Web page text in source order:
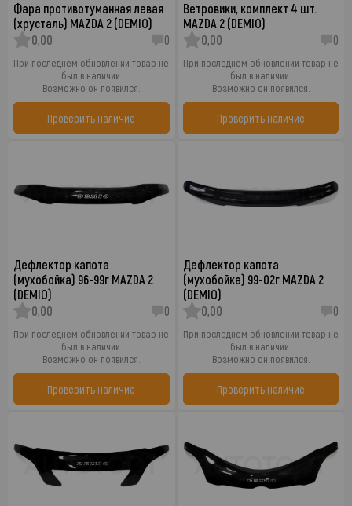
Фара противотуманная левая
(хрусталь) MAZDA 2 (DEMIO)
0,00
0
При последнем обновлении товар не
был в наличии.
Возможно он появился.
Проверить наличие
Ветровики, комплект 4 шт.
MAZDA 2 (DEMIO)
0,00
0
При последнем обновлении товар не
был в наличии.
Возможно он появился.
Проверить наличие
Дефлектор капота
(мухобойка) 96-99г MAZDA 2
(DEMIO)
0,00
0
При последнем обновлении товар не
был в наличии.
Возможно он появился.
Проверить наличие
Дефлектор капота
(мухобойка) 99-02г MAZDA 2
(DEMIO)
0,00
0
При последнем обновлении товар не
был в наличии.
Возможно он появился.
Проверить наличие